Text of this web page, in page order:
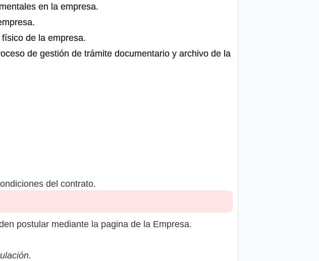
en la empresa.
de la empresa.
de gestión de trámite documentario y archivo de la
del contrato.
postular mediante la pagina de la Empresa.